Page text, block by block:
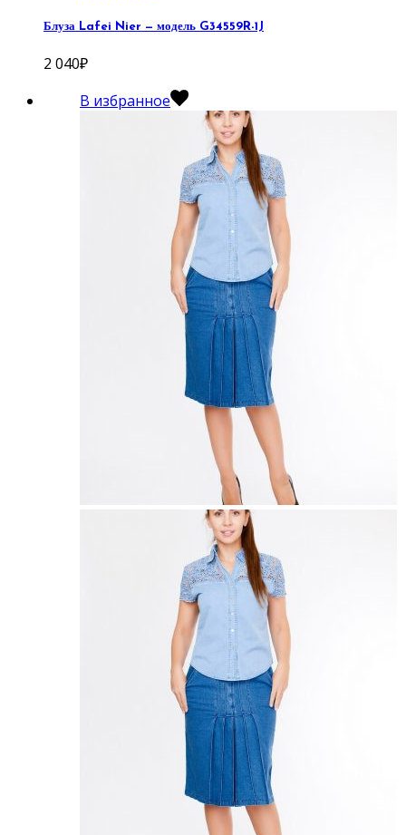
Блуза Lafei Nier — модель G34559R-1J
2 040₽
В избранное